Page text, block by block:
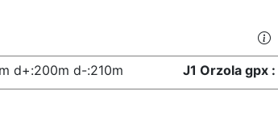
d+:200m d-:210m J1 Orzola gpx :